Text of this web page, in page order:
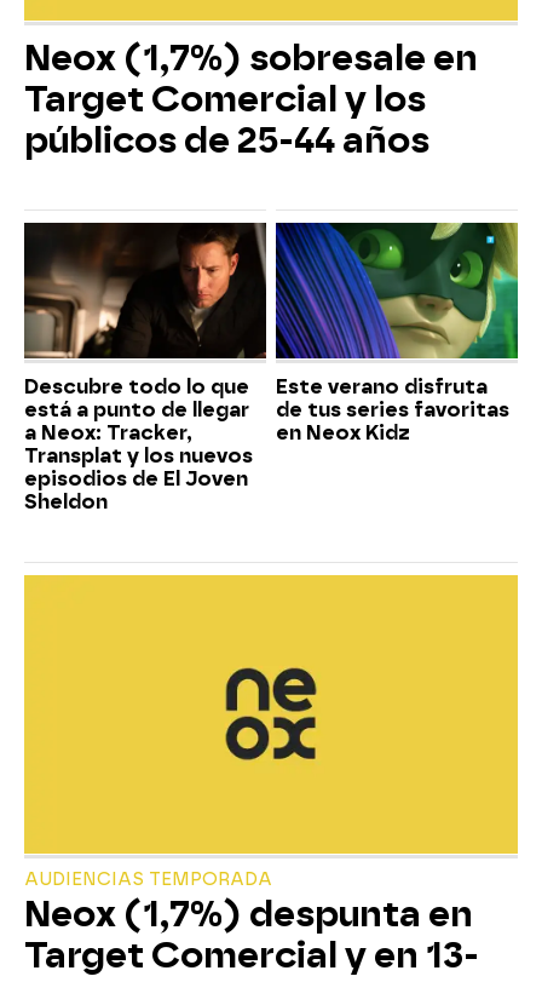
Neox (1,7%) sobresale en
Target Comercial y los
públicos de 25-44 años
Descubre todo lo que
está a punto de llegar
a Neox: Tracker,
Transplat y los nuevos
episodios de El Joven
Sheldon
Este verano disfruta
de tus series favoritas
en Neox Kidz
AUDIENCIAS TEMPORADA
Neox (1,7%) despunta en
Target Comercial y en 13-